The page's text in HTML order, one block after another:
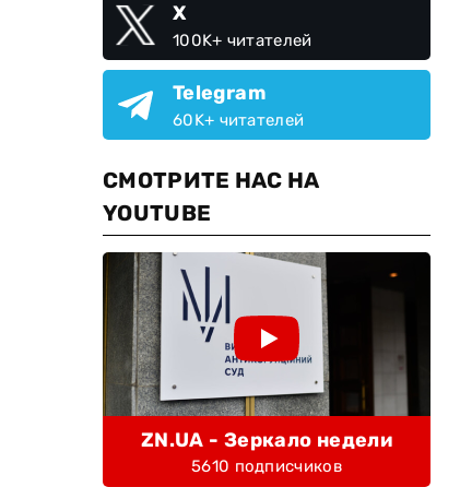
X
100K+ читателей
Telegram
60K+ читателей
СМОТРИТЕ НАС НА
YOUTUBE
ZN.UA - Зеркало недели
5610 подписчиков